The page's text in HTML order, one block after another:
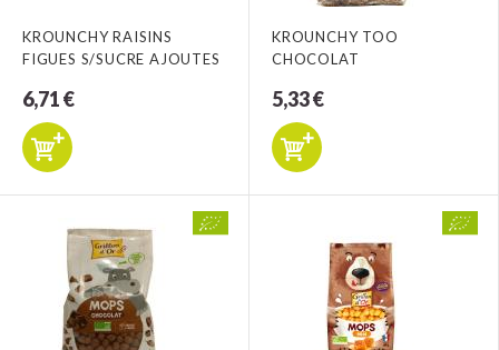
KROUNCHY RAISINS
FIGUES S/SUCRE AJOUTES
6,71 €
KROUNCHY TOO
CHOCOLAT
5,33 €